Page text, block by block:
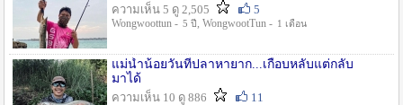
ความเห็น 5 ดู 2,505
5
Wongwoottun - 5 ปี , WongwootTun - 1 เดือน
แม่น้ำน้อยวันที่ปลาหายาก...เกือบหลับแต่กลับ
มาได้
ความเห็น 10 ดู 886
11